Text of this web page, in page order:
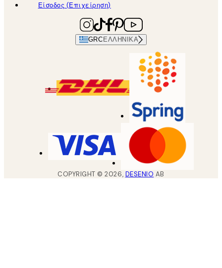
Είσοδος (Επιχείρηση)
GRC ΕΛΛΗΝΙΚΆ
COPYRIGHT ©2026, DESENIO AB